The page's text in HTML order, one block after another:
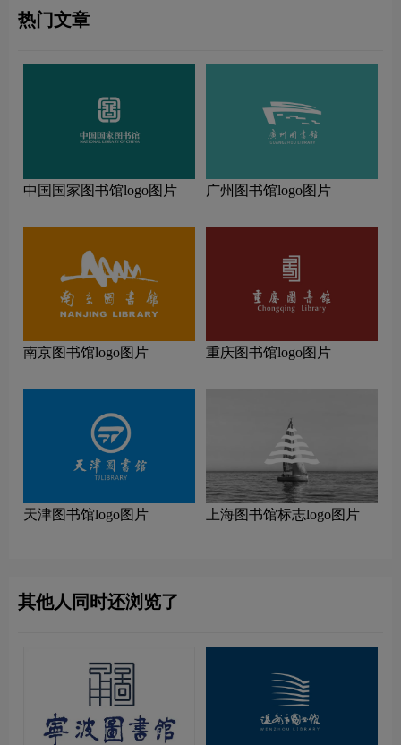
热门文章
中国国家图书馆logo图片 广州图书馆logo图片
南京图书馆logo图片 重庆图书馆logo图片
天津图书馆logo图片 上海图书馆标志logo图片
其他人同时还浏览了